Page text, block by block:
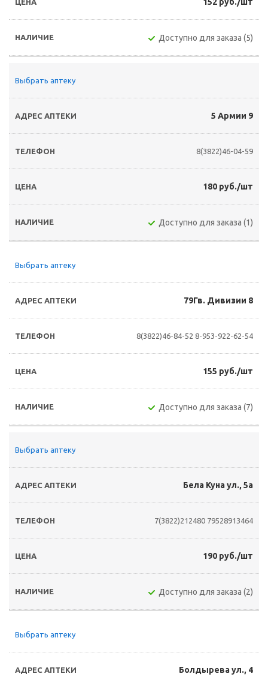
Доступно для заказа (5)
Выбрать аптеку
5 Армии 9
8(3822)46-04-59
180 руб./шт
Доступно для заказа (1)
Выбрать аптеку
79Гв. Дивизии 8
8(3822)46-84-52 8-953-922-62-54
155 руб./шт
Доступно для заказа (7)
Выбрать аптеку
Бела Куна ул., 5а
7(3822)212480 79528913464
190 руб./шт
Доступно для заказа (2)
Выбрать аптеку
Болдырева ул., 4